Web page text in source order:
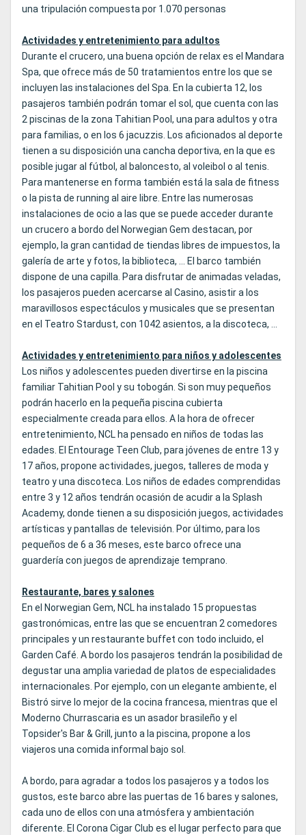
una tripulación compuesta por 1.070 personas
Actividades y entretenimiento para adultos
Durante el crucero, una buena opción de relax es el Mandara
Spa, que ofrece más de 50 tratamientos entre los que se
incluyen las instalaciones del Spa. En la cubierta 12, los
pasajeros también podrán tomar el sol, que cuenta con las
2 piscinas de la zona Tahitian Pool, una para adultos y otra
para familias, o en los 6 jacuzzis. Los aficionados al deporte
tienen a su disposición una cancha deportiva, en la que es
posible jugar al fútbol, al baloncesto, al voleibol o al tenis.
Para mantenerse en forma también está la sala de fitness
o la pista de running al aire libre. Entre las numerosas
instalaciones de ocio a las que se puede acceder durante
un crucero a bordo del Norwegian Gem destacan, por
ejemplo, la gran cantidad de tiendas libres de impuestos, la
galería de arte y fotos, la biblioteca, … El barco también
dispone de una capilla. Para disfrutar de animadas veladas,
los pasajeros pueden acercarse al Casino, asistir a los
maravillosos espectáculos y musicales que se presentan
en el Teatro Stardust, con 1042 asientos, a la discoteca, …
Actividades y entretenimiento para niños y adolescentes
Los niños y adolescentes pueden divertirse en la piscina
familiar Tahitian Pool y su tobogán. Si son muy pequeños
podrán hacerlo en la pequeña piscina cubierta
especialmente creada para ellos. A la hora de ofrecer
entretenimiento, NCL ha pensado en niños de todas las
edades. El Entourage Teen Club, para jóvenes de entre 13 y
17 años, propone actividades, juegos, talleres de moda y
teatro y una discoteca. Los niños de edades comprendidas
entre 3 y 12 años tendrán ocasión de acudir a la Splash
Academy, donde tienen a su disposición juegos, actividades
artísticas y pantallas de televisión. Por último, para los
pequeños de 6 a 36 meses, este barco ofrece una
guardería con juegos de aprendizaje temprano.
Restaurante, bares y salones
En el Norwegian Gem, NCL ha instalado 15 propuestas
gastronómicas, entre las que se encuentran 2 comedores
principales y un restaurante buffet con todo incluido, el
Garden Café. A bordo los pasajeros tendrán la posibilidad de
degustar una amplia variedad de platos de especialidades
internacionales. Por ejemplo, con un elegante ambiente, el
Bistró sirve lo mejor de la cocina francesa, mientras que el
Moderno Churrascaria es un asador brasileño y el
Topsider's Bar & Grill, junto a la piscina, propone a los
viajeros una comida informal bajo sol.
A bordo, para agradar a todos los pasajeros y a todos los
gustos, este barco abre las puertas de 16 bares y salones,
cada uno de ellos con una atmósfera y ambientación
diferente. El Corona Cigar Club es el lugar perfecto para que